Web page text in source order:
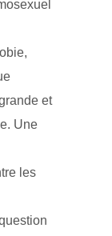
et
Une
les